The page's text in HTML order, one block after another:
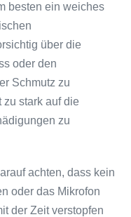
besten ein weiches
über die
oder den
Schmutz zu
zu stark auf die
zu
achten, dass kein
oder das Mikrofon
der Zeit verstopfen